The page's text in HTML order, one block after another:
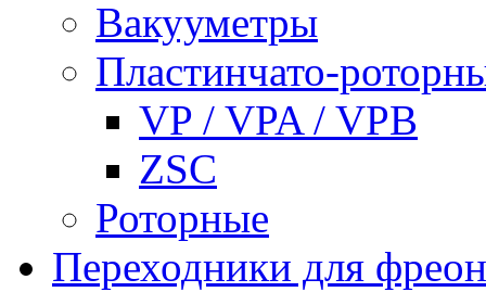
Вакууметры
Пластинчато-
VP / VPA / VPB
ZSC
Роторные
Переходники для